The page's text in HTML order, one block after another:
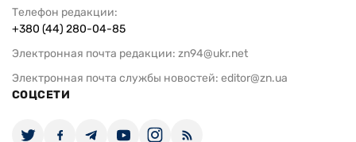
Телефон редакции:
+380 (44) 280-04-85
Электронная почта редакции: zn94@ukr.net
Электронная почта службы новостей: editor@zn.ua
СОЦСЕТИ